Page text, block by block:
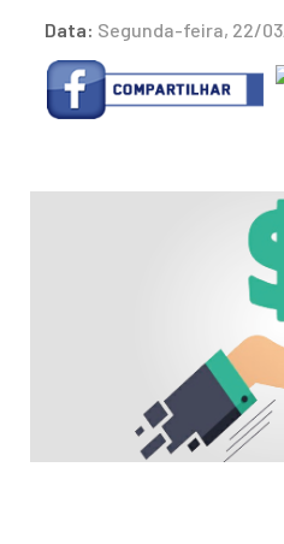
Data: Segunda-feira, 22/